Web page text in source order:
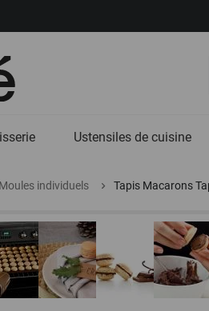
Ustensiles de cuisine
Moules individuels Tapis Macarons